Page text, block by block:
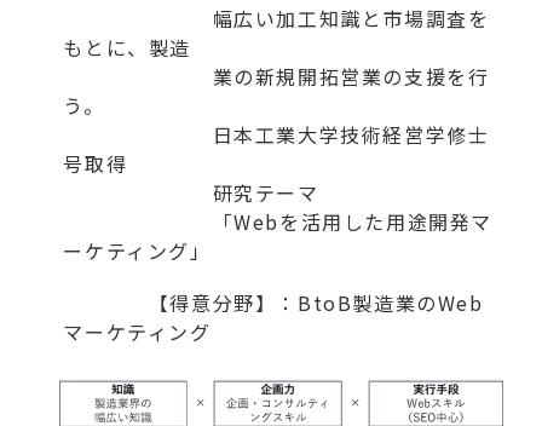
幅広い加工知識と市場調査を
もとに、製造
業の新規開拓営業の支援を行
う。
日本工業大学技術経営学修士
号取得
研究テーマ
「Webを活用した用途開発マ
ーケティング」
【得意分野】：BtoB製造業のWeb
マーケティング